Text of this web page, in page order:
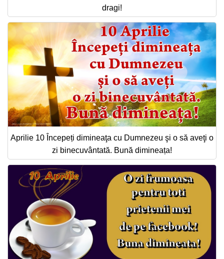
dragi!
Aprilie 10 Începeți dimineaţa cu Dumnezeu şi o să aveţi o
zi binecuvântată. Bună dimineața!